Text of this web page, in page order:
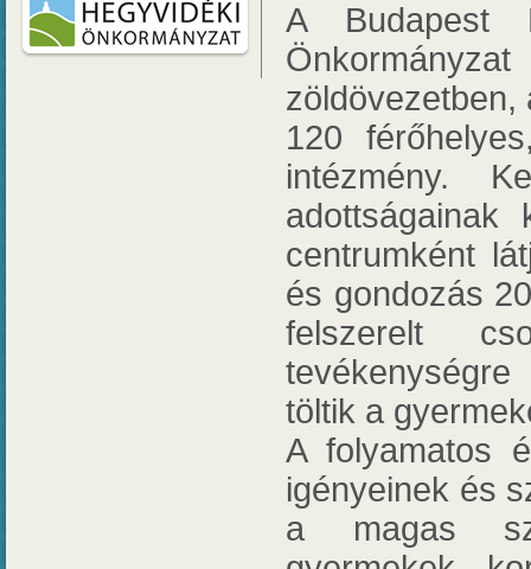
A Budapest
zöldövezetben,
120
intézmény.
adottságainak
centrumként
és gondozás
felszerelt
töltik a
A folyamatos
igényeinek és
a magas